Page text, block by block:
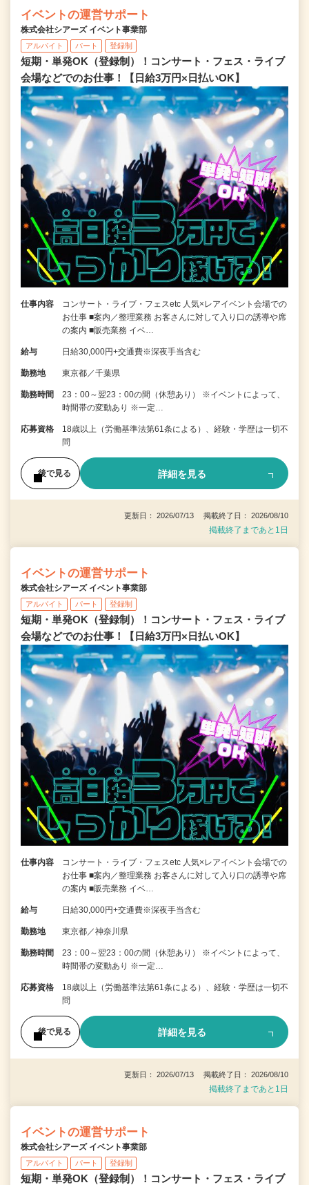
イベントの運営サポート
株式会社シアーズ イベント事業部
アルバイト パート 登録制
短期・単発OK（登録制）！コンサート・フェス・ライブ
会場などでのお仕事！【日給3万円×日払いOK】
仕事内容
コンサート・ライブ・フェスetc 人気×レアイベント会場での
お仕事 ■案内／整理業務 お客さんに対して入り口の誘導や席
の案内 ■販売業務 イベ…
給与 日給30,000円+交通費※深夜手当含む
勤務地 東京都／千葉県
勤務時間
23：00～翌23：00の間（休憩あり） ※イベントによって、
時間帯の変動あり ※一定…
応募資格
18歳以上（労働基準法第61条による）、経験・学歴は一切不
問
後で見る 詳細を見る
更新日： 2026/07/13 掲載終了日： 2026/08/10
掲載終了まであと1日
イベントの運営サポート
株式会社シアーズ イベント事業部
アルバイト パート 登録制
短期・単発OK（登録制）！コンサート・フェス・ライブ
会場などでのお仕事！【日給3万円×日払いOK】
仕事内容
コンサート・ライブ・フェスetc 人気×レアイベント会場での
お仕事 ■案内／整理業務 お客さんに対して入り口の誘導や席
の案内 ■販売業務 イベ…
給与 日給30,000円+交通費※深夜手当含む
勤務地 東京都／神奈川県
勤務時間
23：00～翌23：00の間（休憩あり） ※イベントによって、
時間帯の変動あり ※一定…
応募資格
18歳以上（労働基準法第61条による）、経験・学歴は一切不
問
後で見る 詳細を見る
更新日： 2026/07/13 掲載終了日： 2026/08/10
掲載終了まであと1日
イベントの運営サポート
株式会社シアーズ イベント事業部
アルバイト パート 登録制
短期・単発OK（登録制）！コンサート・フェス・ライブ